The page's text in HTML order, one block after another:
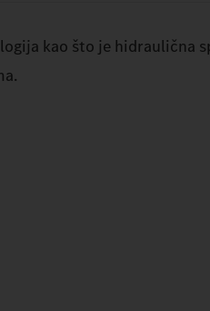
kao što je hidraulična